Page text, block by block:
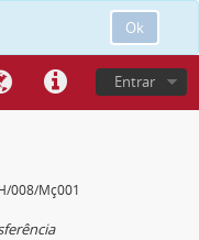
Ok
Entrar
008/Mç001